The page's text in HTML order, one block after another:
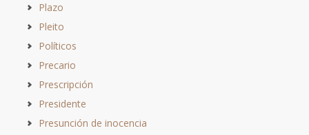
Plazo
Pleito
Políticos
Precario
Prescripción
Presidente
Presunción de inocencia